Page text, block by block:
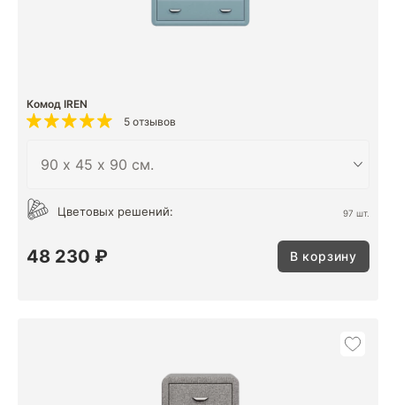
Комод IREN
5 отзывов
Цветовых решений: 97 шт.
48 230 ₽ В корзину